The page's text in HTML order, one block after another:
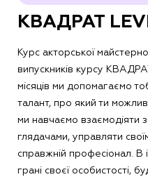
КВАДРАТ
Курс акторської
випускників курсу
місяців ми допомагаємо
талант, про який ти
ми навчаємо взаємодіяти
глядачами, управляти
справжній професіонал. В
грані своєї особистості,